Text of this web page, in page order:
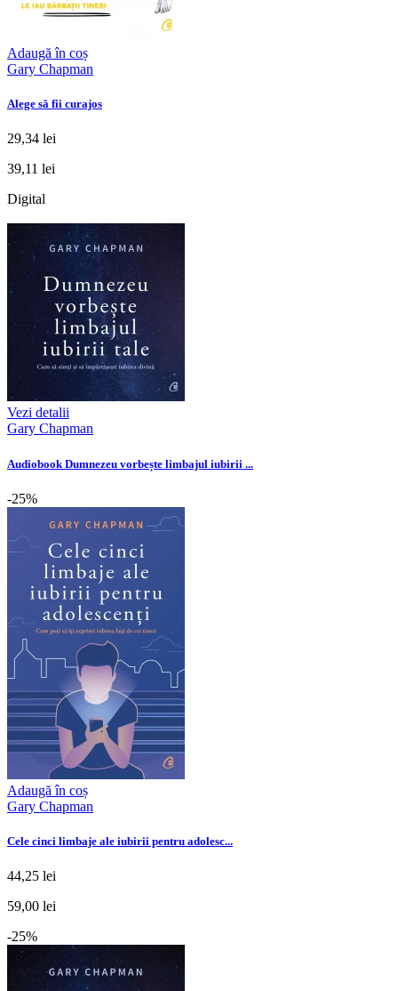
Adaugă în coș
Gary Chapman
Alege să fii curajos
29,34 lei
39,11 lei
Digital
Vezi detalii
Gary Chapman
Audiobook Dumnezeu vorbește limbajul iubirii ...
-25%
Adaugă în coș
Gary Chapman
Cele cinci limbaje ale iubirii pentru adolesc...
44,25 lei
59,00 lei
-25%